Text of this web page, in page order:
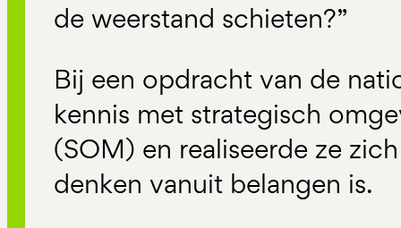
de weerstand schieten?”
Bij een opdracht van de
kennis met strategisch
(SOM) en realiseerde ze
denken vanuit belangen is.